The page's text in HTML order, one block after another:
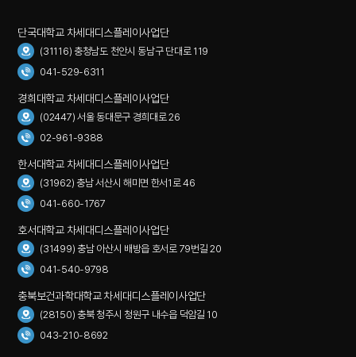
단국대학교 차세대디스플레이사업단
(31116) 충청남도 천안시 동남구 단대로 119
041-529-6311
경희대학교 차세대디스플레이사업단
(02447) 서울 동대문구 경희대로 26
02-961-9388
한서대학교 차세대디스플레이사업단
(31962) 충남 서산시 해미면 한서1로 46
041-660-1767
호서대학교 차세대디스플레이사업단
(31499) 충남 아산시 배방읍 호서로 79번길 20
041-540-9798
충북보건과학대학교 차세대디스플레이사업단
(28150) 충북 청주시 청원구 내수읍 덕암길 10
043-210-8692